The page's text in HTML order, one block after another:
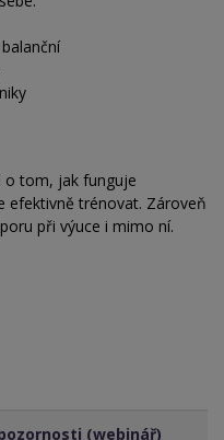
o tom, jak funguje
efektivně trénovat. Zároveň
při výuce i mimo ní.
(webinář)